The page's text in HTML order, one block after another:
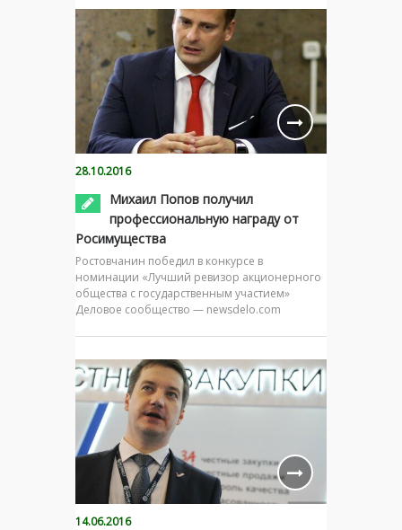
28.10.2016
Михаил Попов получил
профессиональную награду от
Росимущества
Ростовчанин победил в конкурсе в
номинации «Лучший ревизор акционерного
общества с государственным участием»
Деловое сообщество — newsdelo.com
14.06.2016